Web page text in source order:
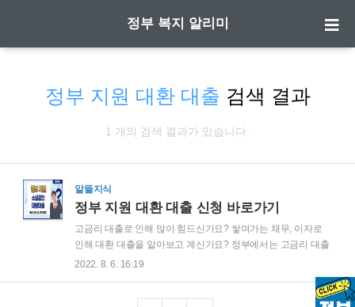
정부 복지 알리미
정부 지원 대환 대출 검색 결과
1 개의 검색 결과가 있습니다.
알뜰지식
정부 지원 대환 대출 신청 바로가기
고금리 대출로 인해 많이 힘드신가요? 쌓여가는 채무, 이자로
인해 대환 대출을 알아보고 계신가요? 정부에서는 고금리 대출
로 인해 힘든 소상공인을 위해 대환대출을 진행합니다. 아래 내
용을 참고하셔서 신청하세요. 대환대출, 무엇일까요? 말 그대로
저금리 대출로 전환하여 기존 대출금을 갚는 것을 말합니다. 정
2022. 8. 6. 16:19